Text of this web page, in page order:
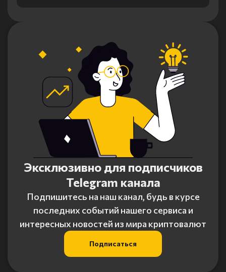
Эксклюзивно для подписчиков
Telegram канала
Подпишитесь на наш канал, будь в курсе
последних событий нашего сервиса и
интересных новостей из мира криптовалют
Подписаться